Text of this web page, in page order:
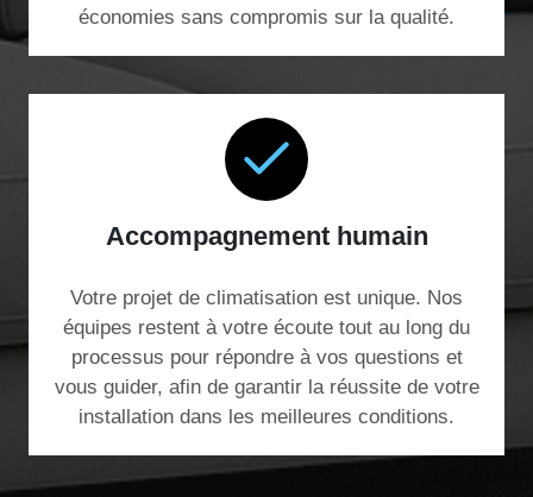
économies sans compromis sur la qualité.
Accompagnement humain
Votre projet de climatisation est unique. Nos
équipes restent à votre écoute tout au long du
processus pour répondre à vos questions et
vous guider, afin de garantir la réussite de votre
installation dans les meilleures conditions.